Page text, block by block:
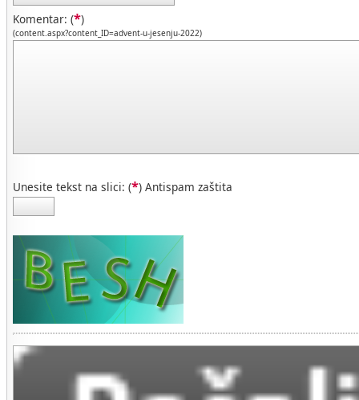
Komentar: (*)
(content.aspx?content_ID=advent-u-jesenju-2022)
Unesite tekst na slici: (*) Antispam zaštita